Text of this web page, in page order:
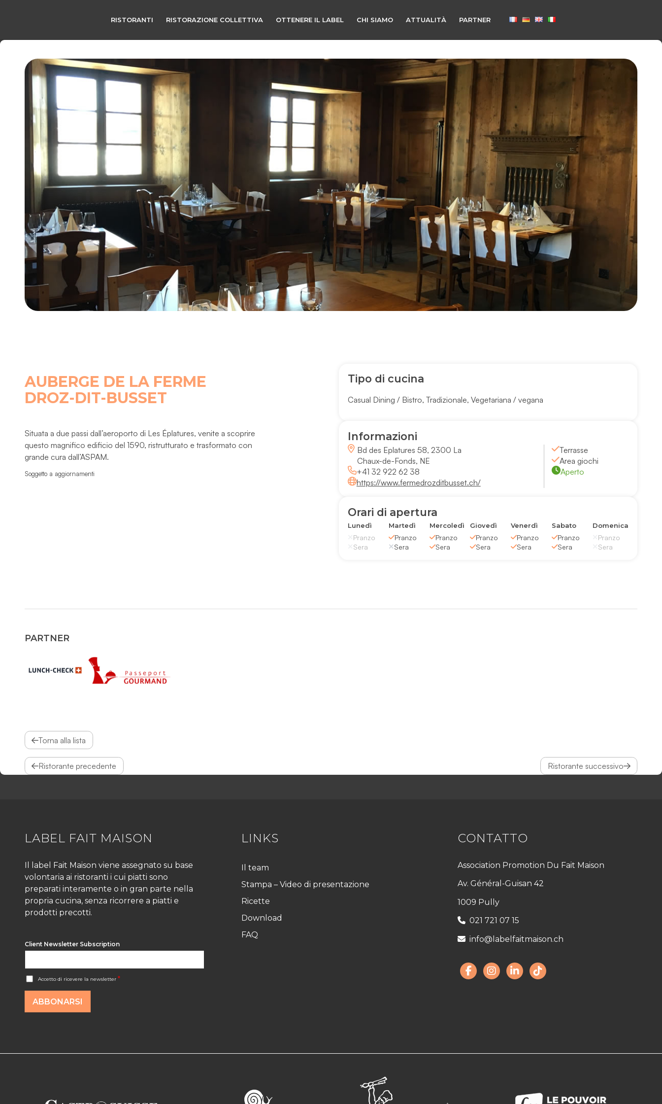
RISTORANTI RISTORAZIONE COLLETTIVA OTTENERE IL LABEL CHI SIAMO ATTUALITÀ PARTNER
AUBERGE DE LA FERME
DROZ-DIT-BUSSET
Situata a due passi dall’aeroporto di Les Éplatures, venite a scoprire
questo magnifico edificio del 1590, ristrutturato e trasformato con
grande cura dall’ASPAM.
Soggetto a aggiornamenti
Tipo di cucina
Casual Dining / Bistro, Tradizionale, Vegetariana / vegana
Informazioni
Bd des Eplatures 58, 2300 La
Chaux-de-Fonds, NE
+41 32 922 62 38
https://www.fermedrozditbusset.ch/
Terrasse
Area giochi
Aperto
Orari di apertura
Lunedì
Pranzo
Sera
Martedì
Pranzo
Sera
Mercoledì
Pranzo
Sera
Giovedì
Pranzo
Sera
Venerdì
Pranzo
Sera
Sabato
Pranzo
Sera
Domenica
Pranzo
Sera
PARTNER
Torna alla lista
Ristorante precedente Ristorante successivo
LABEL FAIT MAISON
Il label Fait Maison viene assegnato su base
volontaria ai ristoranti i cui piatti sono
preparati interamente o in gran parte nella
propria cucina, senza ricorrere a piatti e
prodotti precotti.
Client Newsletter Subscription
A
c
c
d
*
Accetto di ricevere la newsletter *
ABBONARSI
LINKS
Il team
Stampa – Video di presentazione
Ricette
Download
FAQ
CONTATTO
Association Promotion Du Fait Maison
Av. Général-Guisan 42
1009 Pully
021 721 07 15
info@labelfaitmaison.ch